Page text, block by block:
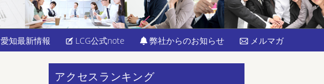
愛知最新情報 LCG公式note 弊社からのお知らせ メルマガ
アクセスランキング